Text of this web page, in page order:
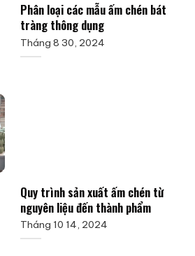
Phân loại các mẫu ấm chén bát
tràng thông dụng
Tháng 8 30, 2024
Quy trình sản xuất ấm chén từ
nguyên liệu đến thành phẩm
Tháng 10 14, 2024